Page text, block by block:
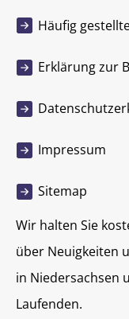
Häufig
Erklärung zur
Impressum
Sitemap
Wir halten Sie
über Neuigkeiten
in Niedersachsen
Laufenden.